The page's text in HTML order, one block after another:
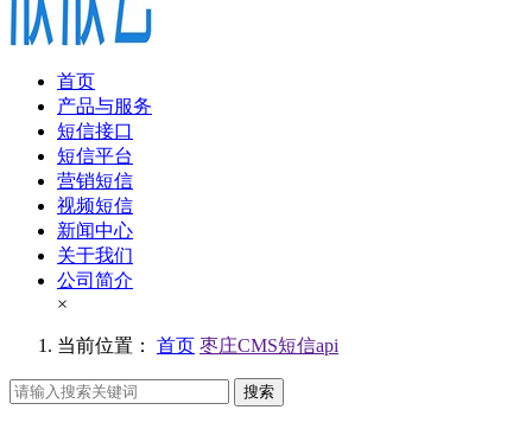
首页
产品与服务
短信接口
短信平台
营销短信
视频短信
新闻中心
关于我们
公司简介
×
当前位置： 首页 枣庄CMS短信api
搜索